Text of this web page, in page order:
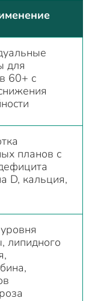
для
60+ с
планов с
D, кальция,
липидного